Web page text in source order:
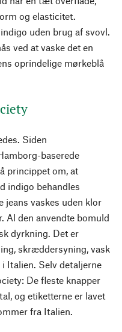
og elasticitet.
uden brug af svovl.
ved at vaske det en
oprindelige mørkeblå
Siden
baserede
princippet om, at
indigo behandles
jeans vaskes uden klor
Al den anvendte bomuld
dyrkning. Det er
skræddersyning, vask
Italien. Selv detaljerne
De fleste knapper
og etiketterne er lavet
fra Italien.